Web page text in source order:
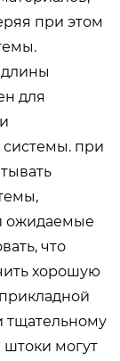
при этом
для
при
ожидаемые
что
хорошую
тщательному
могут